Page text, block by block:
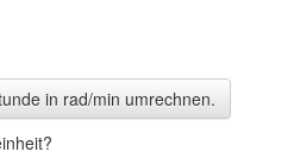
in rad/min umrechnen.